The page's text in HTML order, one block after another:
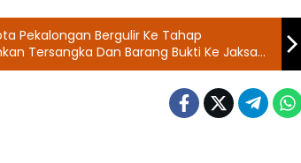
Pekalongan Bergulir Ke Tahap
Tersangka Dan Barang Bukti Ke Jaksa